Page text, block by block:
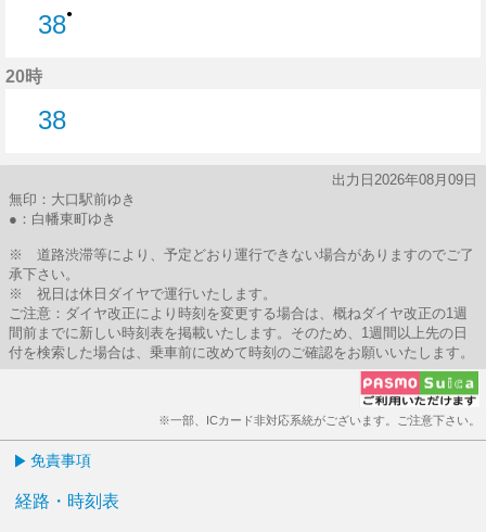
38●
20時
38
出力日2026年08月09日
無印：大口駅前ゆき
●：白幡東町ゆき
※ 道路渋滞等により、予定どおり運行できない場合がありますのでご了
承下さい。
※ 祝日は休日ダイヤで運行いたします。
ご注意：ダイヤ改正により時刻を変更する場合は、概ねダイヤ改正の1週
間前までに新しい時刻表を掲載いたします。そのため、1週間以上先の日
付を検索した場合は、乗車前に改めて時刻のご確認をお願いいたします。
※一部、ICカード非対応系統がございます。ご注意下さい。
免責事項
経路・時刻表